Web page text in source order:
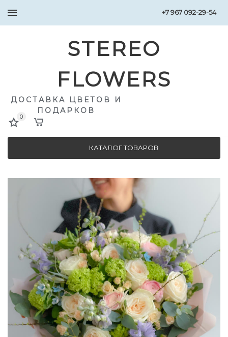
+7 967 092-29-54
STEREO
FLOWERS
ДОСТАВКА ЦВЕТОВ И
ПОДАРКОВ
0
КАТАЛОГ ТОВАРОВ